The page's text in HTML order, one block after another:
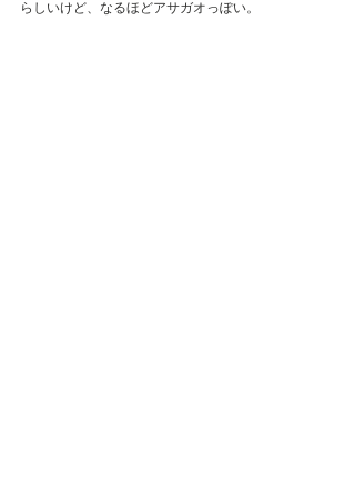
らしいけど、なるほどアサガオっぽい。